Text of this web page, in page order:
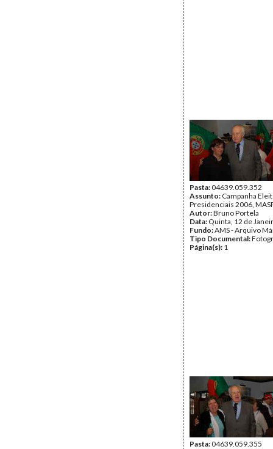
Pasta:04639.059.352
Assunto: Campanha
Presidenciais 2006,
Autor:Bruno Portela
Data: Quinta, 12 de
Fundo:AMS - Arquivo
Tipo Documental:
Página(s): 1
Pasta:04639.059.355